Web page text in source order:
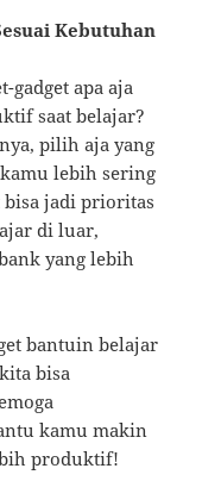
Kebutuhan
gadget apa aja
saat belajar?
pilih aja yang
lebih sering
bisa jadi prioritas
di luar,
yang lebih
bantuin belajar
bisa
kamu makin
produktif!